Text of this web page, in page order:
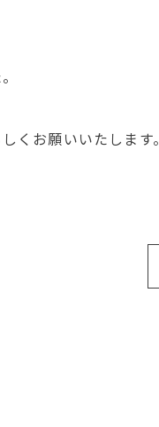
くお願いいたします。